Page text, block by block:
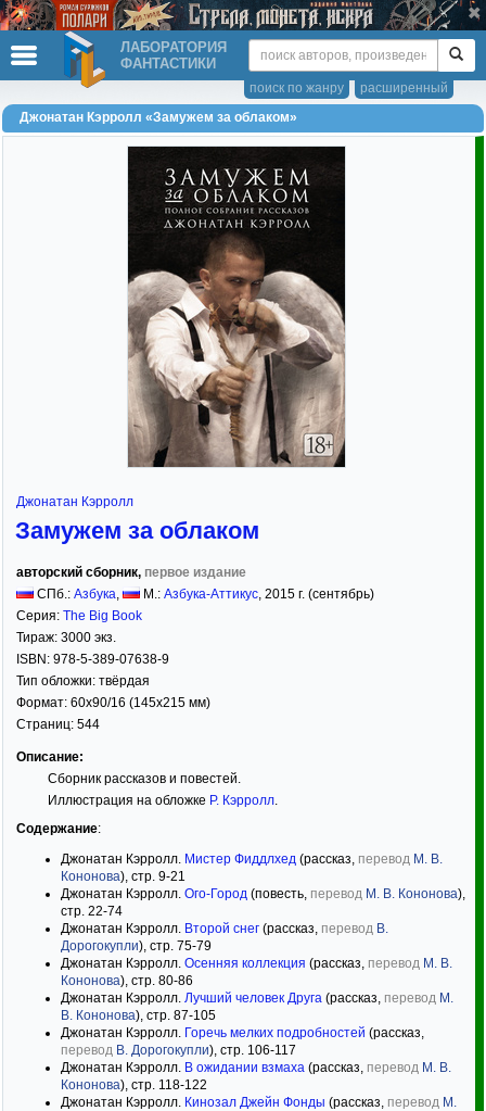
ЛАБОРАТОРИЯ
ФАНТАСТИКИ
расширенный
поиск по жанру
Джонатан Кэрролл «Замужем за облаком»
Джонатан Кэрролл
Замужем за облаком
авторский сборник, первое издание
СПб.: Азбука, М.: Азбука-Аттикус, 2015 г. (сентябрь)
Серия: The Big Book
Тираж: 3000 экз.
ISBN: 978-5-389-07638-9
Тип обложки: твёрдая
Формат: 60x90/16 (145x215 мм)
Страниц: 544
Описание:
Сборник рассказов и повестей.
Иллюстрация на обложке Р. Кэрролл.
Содержание:
Джонатан Кэрролл. Мистер Фиддлхед (рассказ, перевод М. В.
Кононова), стр. 9-21
Джонатан Кэрролл. Ого-Город (повесть, перевод М. В. Кононова),
стр. 22-74
Джонатан Кэрролл. Второй снег (рассказ, перевод В.
Дорогокупли), стр. 75-79
Джонатан Кэрролл. Осенняя коллекция (рассказ, перевод М. В.
Кононова), стр. 80-86
Джонатан Кэрролл. Лучший человек Друга (рассказ, перевод М.
В. Кононова), стр. 87-105
Джонатан Кэрролл. Горечь мелких подробностей (рассказ,
перевод В. Дорогокупли), стр. 106-117
Джонатан Кэрролл. В ожидании взмаха (рассказ, перевод М. В.
Кононова), стр. 118-122
Джонатан Кэрролл. Кинозал Джейн Фонды (рассказ, перевод М.